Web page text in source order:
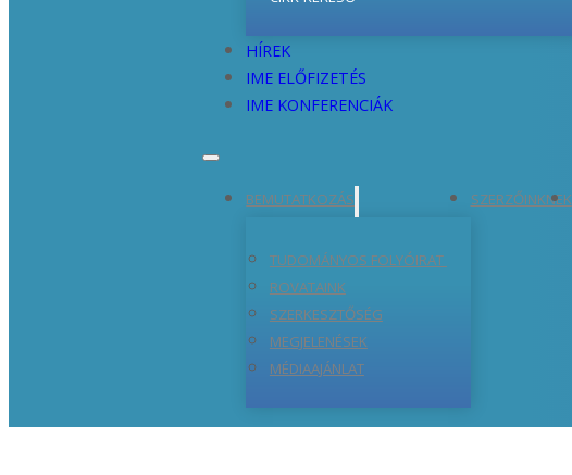
HÍREK
IME ELŐFIZETÉS
IME KONFERENCIÁK
BEMUTATKOZÁS
TUDOMÁNYOS FOLYÓIRAT
ROVATAINK
SZERKESZTŐSÉG
MEGJELENÉSEK
MÉDIAAJÁNLAT
SZERZŐINKNEK